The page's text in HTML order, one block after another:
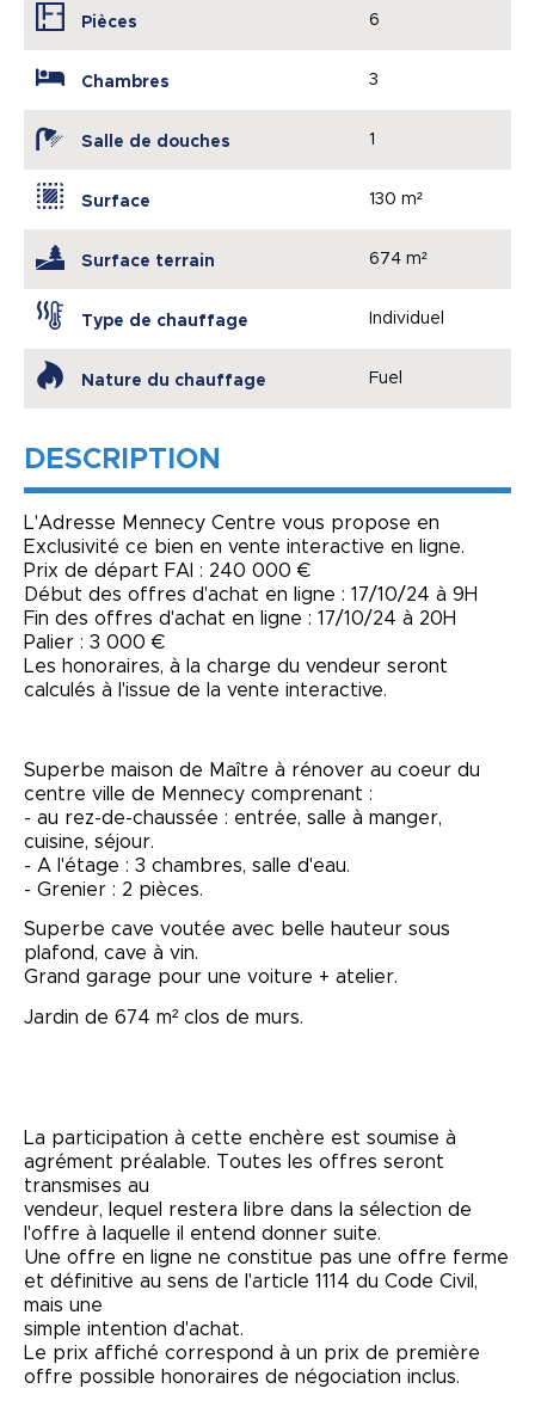
Pièces 6
Chambres 3
Salle de douches 1
Surface 130 m²
Surface terrain 674 m²
Type de chauffage Individuel
Nature du chauffage Fuel
DESCRIPTION
L'Adresse Mennecy Centre vous propose en
Exclusivité ce bien en vente interactive en ligne.
Prix de départ FAI : 240 000 €
Début des offres d'achat en ligne : 17/10/24 à 9H
Fin des offres d'achat en ligne : 17/10/24 à 20H
Palier : 3 000 €
Les honoraires, à la charge du vendeur seront
calculés à l'issue de la vente interactive.
Superbe maison de Maître à rénover au coeur du
centre ville de Mennecy comprenant :
- au rez-de-chaussée : entrée, salle à manger,
cuisine, séjour.
- A l'étage : 3 chambres, salle d'eau.
- Grenier : 2 pièces.
Superbe cave voutée avec belle hauteur sous
plafond, cave à vin.
Grand garage pour une voiture + atelier.
Jardin de 674 m² clos de murs.
La participation à cette enchère est soumise à
agrément préalable. Toutes les offres seront
transmises au
vendeur, lequel restera libre dans la sélection de
l'offre à laquelle il entend donner suite.
Une offre en ligne ne constitue pas une offre ferme
et définitive au sens de l'article 1114 du Code Civil,
mais une
simple intention d'achat.
Le prix affiché correspond à un prix de première
offre possible honoraires de négociation inclus.